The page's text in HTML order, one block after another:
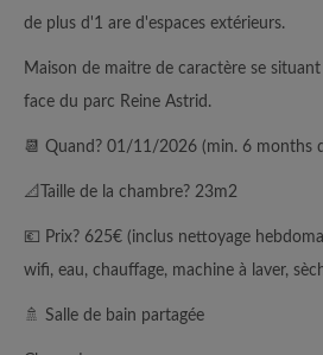
de plus d'1 are d'espaces extérieurs.
Maison de maitre de caractère se
face du parc Reine Astrid.
📆 Quand? 01/11/2026 (min. 6 months
📐Taille de la chambre? 23m2
💶 Prix? 625€ (inclus nettoyage
wifi, eau, chauffage, machine à laver,
🚿 Salle de bain partagée